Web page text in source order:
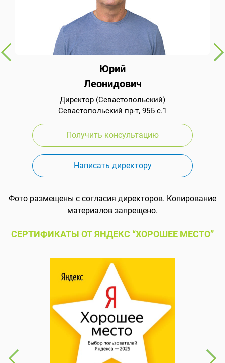
Юрий
Леонидович
Директор (Севастопольский)
Севастопольский пр-т, 95Б с.1
Получить консультацию
Написать директору
Фото размещены с согласия директоров. Копирование
материалов запрещено.
СЕРТИФИКАТЫ ОТ ЯНДЕКС “ХОРОШЕЕ МЕСТО”